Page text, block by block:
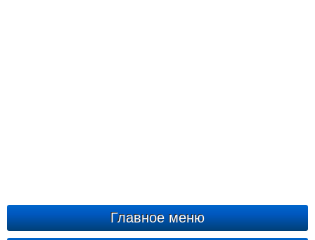
Главное меню